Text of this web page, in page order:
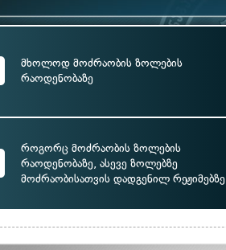
მხოლოდ მოძრაობის ზოლების
რაოდენობაზე
როგორც მოძრაობის ზოლების
რაოდენობაზე, ასევე ზოლებზე
მოძრაობისათვის დადგენილ რეჟიმებზე